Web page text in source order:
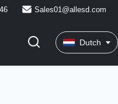
Sales01@allesd.com
Dutch